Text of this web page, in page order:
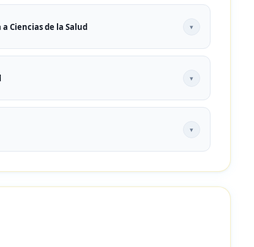
Clases, formas y contenido
● Fundamentación
Ciencias de la Salud ▾
● Diseños experimentales
▾
● Métodos de recolección de datos
▾